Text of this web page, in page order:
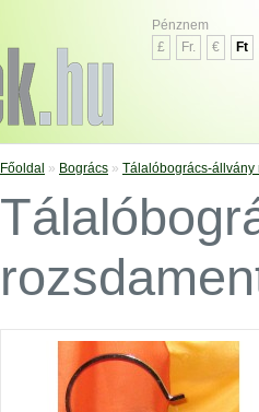
Pénznem
£
Fr. € Ft
Főoldal » Bogrács » Tálalóbogrács-állvány